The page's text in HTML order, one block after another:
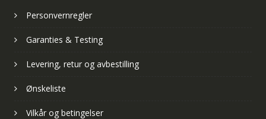
Personvernregler
Garanties & Testing
Levering, retur og avbestilling
Ønskeliste
Vilkår og betingelser